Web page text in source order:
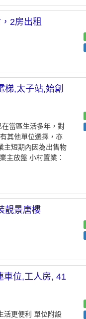
2房出租
梯,太子站,始創
當區生活多年，對
其他單位選擇，亦
主短期內因為出售物
主放盤 小村置業：
靚景唐樓
車位,工人房, 41
活更便利 ️單位附設